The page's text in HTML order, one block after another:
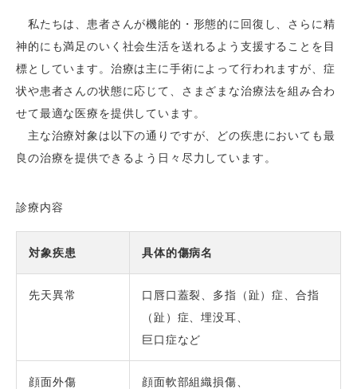
私たちは、患者さんが機能的・形態的に回復し、さらに精
神的にも満足のいく社会生活を送れるよう支援することを目
標としています。治療は主に手術によって行われますが、症
状や患者さんの状態に応じて、さまざまな治療法を組み合わ
せて最適な医療を提供しています。
主な治療対象は以下の通りですが、どの疾患においても最
良の治療を提供できるよう日々尽力しています。
診療内容
対象疾患 具体的傷病名
先天異常
口唇口蓋裂、多指（趾）症、合指
（趾）症、埋没耳、
巨口症など
顔面外傷
顔面軟部組織損傷、